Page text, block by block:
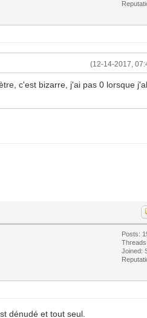
(12-14-2017,
c'est bizarre, j'ai pas 0 lorsque
Posts:
Joined:
dénudé et tout seul.